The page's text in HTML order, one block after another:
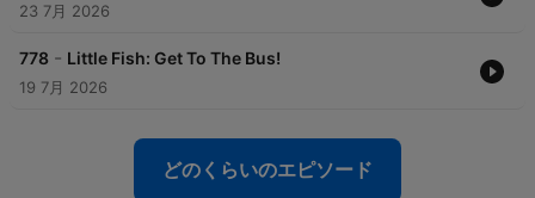
23 7月 2026
778 - Little Fish: Get To The Bus!
19 7月 2026
どのくらいのエピソード